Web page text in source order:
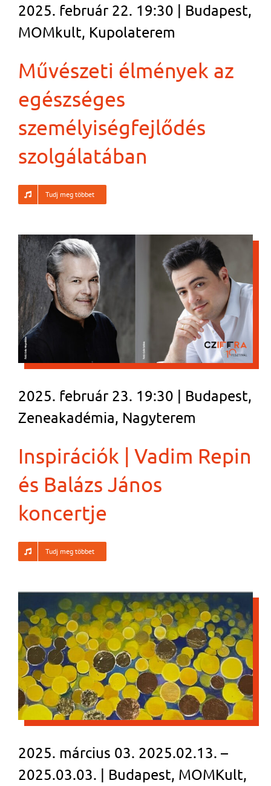
2025. február 22. 19:30 | Budapest,
MOMkult, Kupolaterem
Művészeti élmények az
egészséges
személyiségfejlődés
szolgálatában
Tudj meg többet
2025. február 23. 19:30 | Budapest,
Zeneakadémia, Nagyterem
Inspirációk | Vadim Repin
és Balázs János
koncertje
Tudj meg többet
2025. március 03. 2025.02.13. –
2025.03.03. | Budapest, MOMKult,